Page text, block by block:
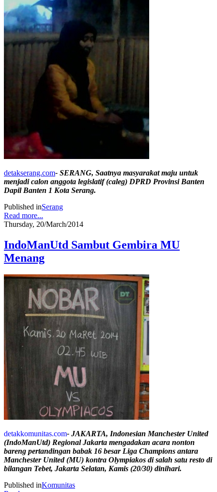
detakserang.com- SERANG, Saatnya masyarakat maju untuk
menjadi calon anggota legislatif (caleg) DPRD Provinsi Banten
Dapil Banten 1 Kota Serang.
Published inSerang
Read more...
Thursday, 20/March/2014
IndoManUtd Sambut Gembira MU
Menang
detakkomunitas.com- JAKARTA, Indonesian Manchester United
(IndoManUtd) Regional Jakarta mengadakan acara nonton
bareng pertandingan babak 16 besar Liga Champions antara
Manchester United (MU) kontra Olympiakos di salah satu resto di
bilangan Tebet, Jakarta Selatan, Kamis (20/30) dinihari.
Published inKomunitas